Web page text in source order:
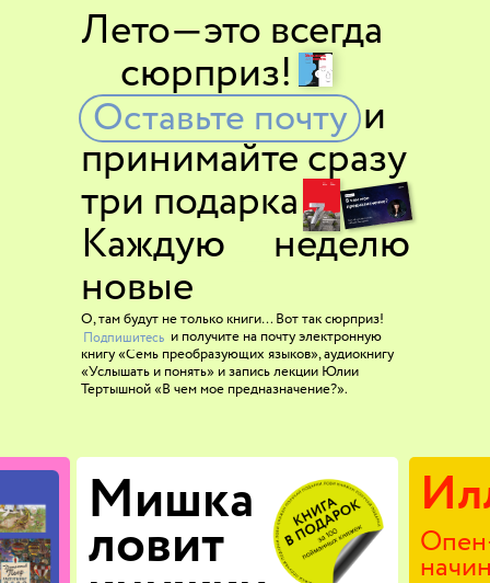
О, там будут не только книги… Вот так сюрприз!
Подпишитесь и получите на почту электронную
книгу «Семь преобразующих языков», аудиокнигу
«Услышать и понять» и запись лекции Юлии
Тертышной «В чем мое предназначение?».
Лето—это всегда
сюрприз!
Оставьте почту и
принимайте сразу
три подарка______
Каждую неделю
новые
Оставьте почту
Подпишитесь
Выиграть —
Мишка
ловит